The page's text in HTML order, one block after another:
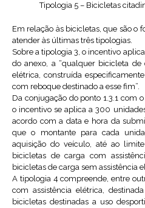
Tipologia 5 – Bicicletas
Em relação às bicicletas, que são o
atender às últimas três tipologias.
Sobre a tipologia 3, o incentivo
do anexo, a “qualquer bicicleta
elétrica, construída
com reboque destinado a esse fim”.
Da conjugação do ponto 1.3.1 com
o incentivo se aplica a 300
acordo com a data e hora da
que o montante para cada
aquisição do veículo, até ao
bicicletas de carga com
bicicletas de carga sem assistência
A tipologia 4 compreende, entre
com assistência elétrica,
bicicletas destinadas a uso